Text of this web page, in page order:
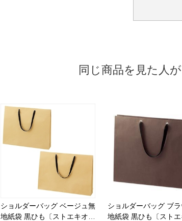
同じ商品を見た人
ショルダーバッグ ベージュ無
地紙袋 黒ひも〔ストエキオリ
ショルダーバッグ ブ
地紙袋 黒ひも〔ストエ